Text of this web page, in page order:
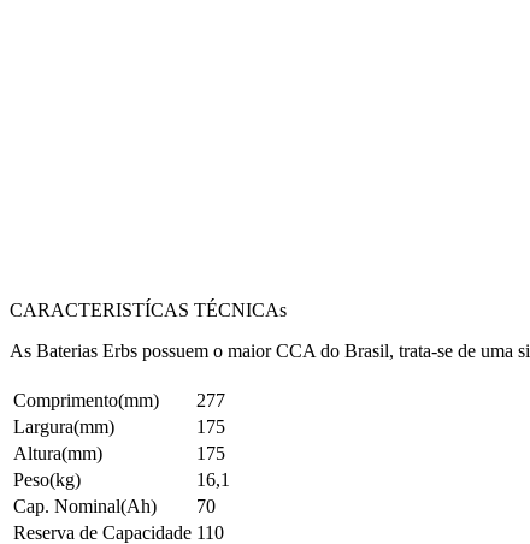
CARACTERISTÍCAS TÉCNICAs
As Baterias Erbs possuem o maior CCA do Brasil, trata-se de
Comprimento(mm)
277
Largura(mm)
175
Altura(mm)
175
Peso(kg)
16,1
Cap. Nominal(Ah)
70
Reserva de Capacidade 110